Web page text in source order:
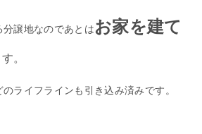
譲地なのであとはお家を建て
。
ライフラインも引き込み済みです。